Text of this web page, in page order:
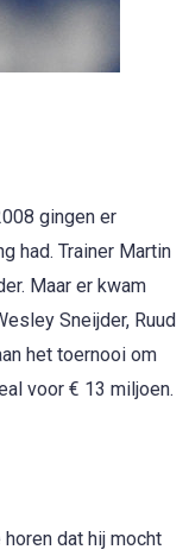
gingen er
had. Trainer Martin
Maar er kwam
Sneijder, Ruud
het toernooi om
voor € 13 miljoen.
dat hij mocht